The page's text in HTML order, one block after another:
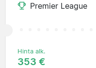
Premier League
Hinta alk.
353 €